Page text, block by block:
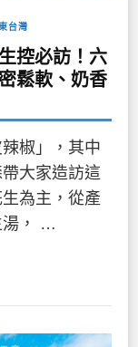
台灣
控必訪！六
鬆軟、奶香
椒」，其中
大家造訪這
為主，從產
湯， …